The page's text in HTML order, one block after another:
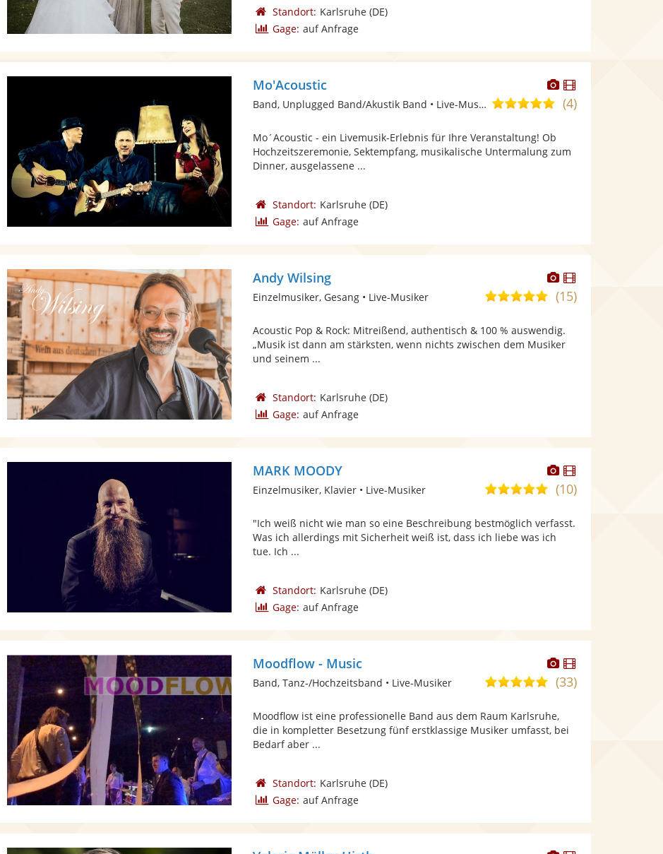
Standort: Karlsruhe(DE)
Gage: auf Anfrage
Dieser
Künstler
stellt
Dieser
Künstler
Mo'Acoustic
5,0
5
Sternen
(4)
Band, Unplugged Band/Akustik Band • Live-Musiker
Mo´Acoustic - ein Livemusik-Erlebnis für Ihre Veranstaltung! Ob
Hochzeitszeremonie, Sektempfang, musikalische Untermalung zum
Dinner, ausgelassene ...
Standort: Karlsruhe(DE)
Gage: auf Anfrage
Dieser
Künstler
stellt
bereit.
Dieser
Künstler
Andy Wilsing
5,0
5
Sternen
(15)
Einzelmusiker, Gesang • Live-Musiker
Acoustic Pop & Rock: Mitreißend, authentisch & 100 % auswendig.
„Musik ist dann am stärksten, wenn nichts zwischen dem Musiker
und seinem ...
Standort: Karlsruhe(DE)
Gage: auf Anfrage
Dieser
Künstler
stellt
bereit.
Dieser
Künstler
MARK MOODY
5,0
5
Sternen
(10)
Einzelmusiker, Klavier • Live-Musiker
"Ich weiß nicht wie man so eine Beschreibung bestmöglich verfasst.
Was ich allerdings mit Sicherheit weiß ist, dass ich liebe was ich
tue. Ich ...
Standort: Karlsruhe(DE)
Gage: auf Anfrage
Dieser
Künstler
stellt
bereit.
Dieser
Künstler
Moodflow - Music
4,9
5
Sternen
(33)
Band, Tanz-/Hochzeitsband • Live-Musiker
Moodflow ist eine professionelle Band aus dem Raum Karlsruhe,
die in kompletter Besetzung fünf erstklassige Musiker umfasst, bei
Bedarf aber ...
Standort: Karlsruhe(DE)
Gage: auf Anfrage